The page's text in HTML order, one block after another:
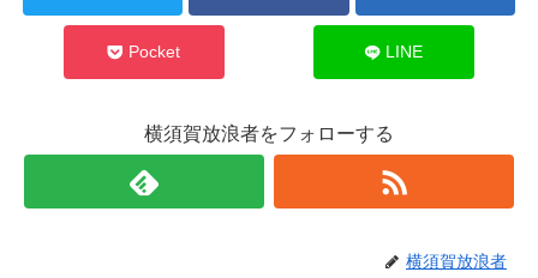
Pocket LINE
横須賀放浪者をフォローする
横須賀放浪者